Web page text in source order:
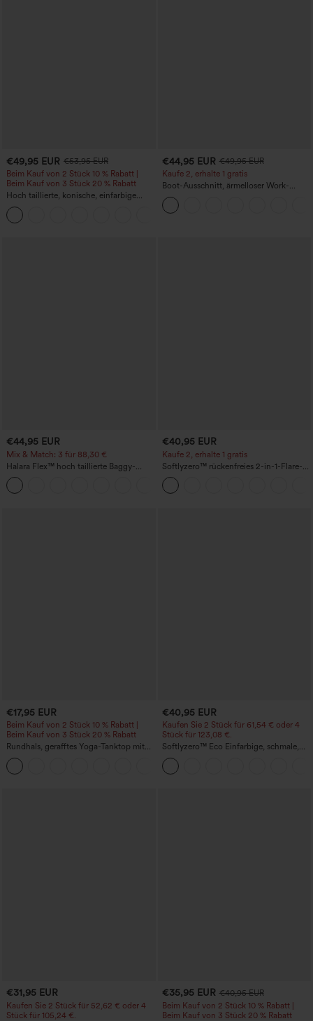
€49,95 EUR €53,95 EUR
Beim Kauf von 2 Stück 10 % Rabatt |
Beim Kauf von 3 Stück 20 % Rabatt
Hoch taillierte, konische, einfarbige
Anzughose mit Seitentaschen
€44,95 EUR €49,95 EUR
Kaufe 2, erhalte 1 gratis
Boot-Ausschnitt, ärmelloser Work-
Jumpsuit mit seitlicher Bindung,
kühlender Cool-Touch-Effekt, gestreift
und mit Taschen – Easy Peezy Edition
€44,95 EUR
Mix & Match: 3 für 88,30 €
Halara Flex™ hoch taillierte Baggy-
Jeans mit Taschen, weitem Bein,
stonewashed, lässig
€40,95 EUR
Kaufe 2, erhalte 1 gratis
Softlyzero™ rückenfreies 2-in-1-Flare-
Trainingskleid – Wannabe – Easy Peezy
€17,95 EUR
Beim Kauf von 2 Stück 10 % Rabatt |
Beim Kauf von 3 Stück 20 % Rabatt
Rundhals, gerafftes Yoga-Tanktop mit
Cool-Touch-Effekt – UPF50+
€40,95 EUR
Kaufen Sie 2 Stück für 61,54 € oder 4
Stück für 123,08 €.
Softlyzero™ Eco Einfarbige, schmale,
hoch taillierte Wanderhose mit
mehreren Taschen
€31,95 EUR
Kaufen Sie 2 Stück für 52,62 € oder 4
Stück für 105,24 €.
€35,95 EUR €40,95 EUR
Beim Kauf von 2 Stück 10 % Rabatt |
Beim Kauf von 3 Stück 20 % Rabatt